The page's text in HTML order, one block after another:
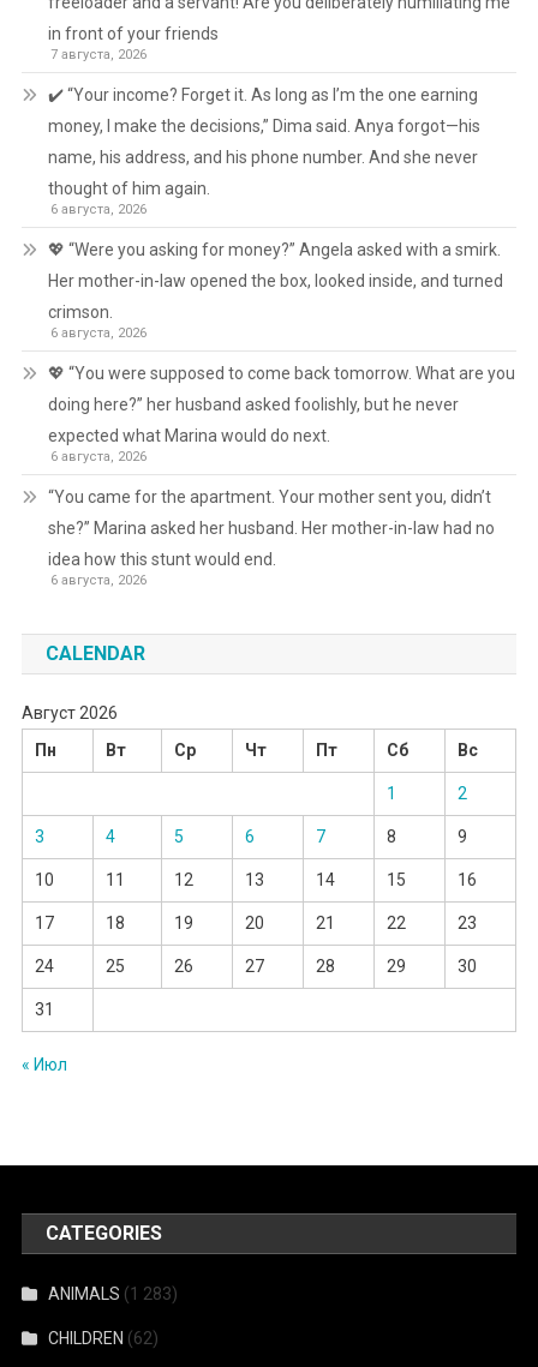
in front of your friends
7 августа, 2026
✔️ “Your income? Forget it. As long as I’m the one earning
money, I make the decisions,” Dima said. Anya forgot—his
name, his address, and his phone number. And she never
thought of him again.
6 августа, 2026
💖 “Were you asking for money?” Angela asked with a smirk.
Her mother-in-law opened the box, looked inside, and turned
crimson.
6 августа, 2026
💖 “You were supposed to come back tomorrow. What are you
doing here?” her husband asked foolishly, but he never
expected what Marina would do next.
6 августа, 2026
“You came for the apartment. Your mother sent you, didn’t
she?” Marina asked her husband. Her mother-in-law had no
idea how this stunt would end.
6 августа, 2026
CALENDAR
Август 2026
Пн
Вт Ср Чт Пт Сб Вс
1 2
3 4 5 6 7 8 9
10 11 12 13 14 15 16
17 18 19 20 21 22 23
24 25 26 27 28 29 30
31
« Июл
CATEGORIES
ANIMALS (1 283)
CHILDREN (62)